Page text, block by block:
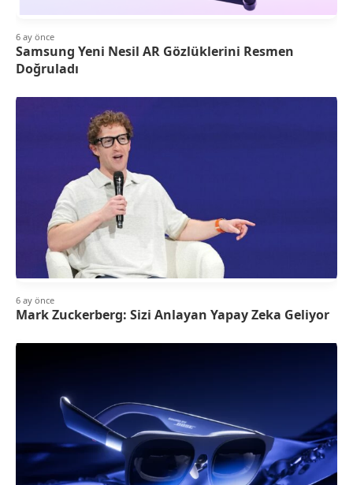
6 ay önce
Samsung Yeni Nesil AR Gözlüklerini Resmen
Doğruladı
6 ay önce
Mark Zuckerberg: Sizi Anlayan Yapay Zeka Geliyor